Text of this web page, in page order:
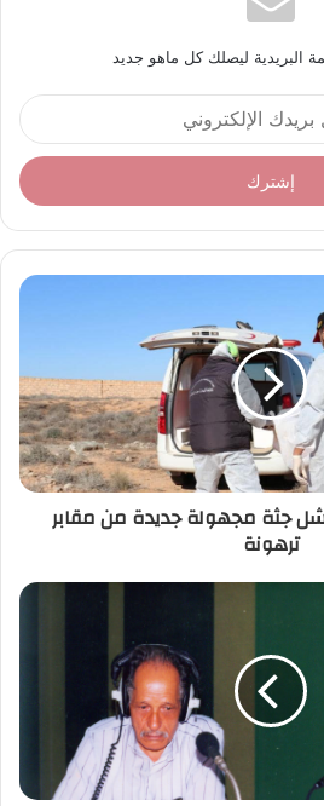
البريدية ليصلك كل ماهو جديد
جثة مجهولة جديدة من مقابر
ترهونة